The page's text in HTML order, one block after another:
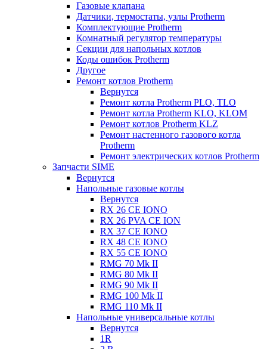
Газовые клапана
Датчики, термостаты, узлы Protherm
Комплектующие Protherm
Комнатный регулятор температуры
Секции для напольных котлов
Коды ошибок Protherm
Другое
Ремонт котлов Protherm
Вернутся
Ремонт котла Protherm PLO, TLO
Ремонт котла Protherm KLO, KLOM
Ремонт котлов Protherm KLZ
Ремонт настенного газового котла
Protherm
Ремонт электрических котлов Protherm
Запчасти SIME
Вернутся
Напольные газовые котлы
Вернутся
RX 26 CE IONO
RX 26 PVA CE ION
RX 37 CE IONO
RX 48 CE IONO
RX 55 CE IONO
RMG 70 Mk II
RMG 80 Mk II
RMG 90 Mk II
RMG 100 Mk II
RMG 110 Mk II
Напольные универсальные котлы
Вернутся
1R